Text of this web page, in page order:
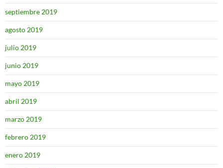
septiembre 2019
agosto 2019
julio 2019
junio 2019
mayo 2019
abril 2019
marzo 2019
febrero 2019
enero 2019